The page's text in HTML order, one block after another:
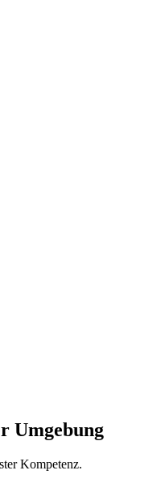
Umgebung
Kompetenz.